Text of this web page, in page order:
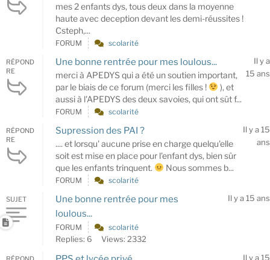
mes 2 enfants dys, tous deux dans la moyenne
haute avec deception devant les demi-réussites !
Csteph,...
FORUM scolarité
RÉPOND
RE
Une bonne rentrée pour mes loulous...
merci à APEDYS qui a été un soutien important,
par le biais de ce forum (merci les filles !
), et
aussi à l'APEDYS des deux savoies, qui ont sût f...
Il y a
15 ans
FORUM scolarité
RÉPOND
RE
Supression des PAI ?
.... et lorsqu' aucune prise en charge quelqu'elle
soit est mise en place pour l'enfant dys, bien sûr
que les enfants trinquent.
Nous sommes b...
Il y a 15
ans
FORUM scolarité
SUJET
Une bonne rentrée pour mes
loulous...
Il y a 15 ans
FORUM scolarité
Replies: 6 Views: 2332
Il y a 15